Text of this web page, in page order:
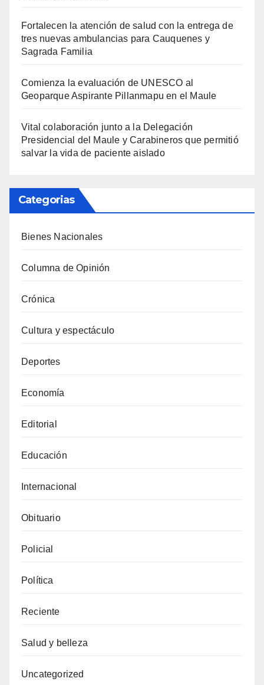
Fortalecen la atención de salud con la entrega de
tres nuevas ambulancias para Cauquenes y
Sagrada Familia
Comienza la evaluación de UNESCO al
Geoparque Aspirante Pillanmapu en el Maule
Vital colaboración junto a la Delegación
Presidencial del Maule y Carabineros que permitió
salvar la vida de paciente aislado
Categorias
Bienes Nacionales
Columna de Opinión
Crónica
Cultura y espectáculo
Deportes
Economía
Editorial
Educación
Internacional
Obituario
Policial
Política
Reciente
Salud y belleza
Uncategorized